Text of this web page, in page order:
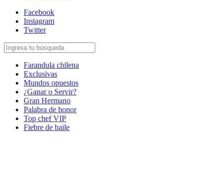
Facebook
Instagram
Twitter
Farandula chilena
Exclusivas
Mundos opuestos
¿Ganar o Servir?
Gran Hermano
Palabra de honor
Top chef VIP
Fiebre de baile